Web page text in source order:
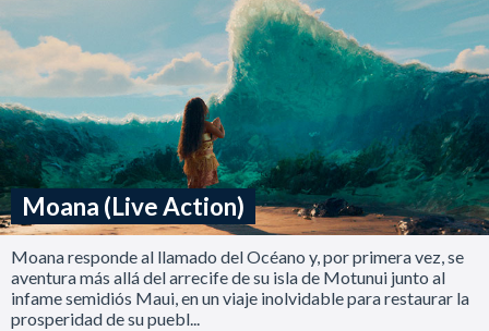
Moana (Live Action)
Moana responde al llamado del Océano y, por primera vez, se
aventura más allá del arrecife de su isla de Motunui junto al
infame semidiós Maui, en un viaje inolvidable para restaurar la
prosperidad de su puebl...